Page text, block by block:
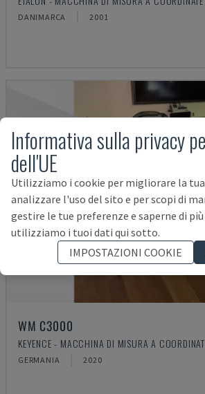
DANIMARCA 2001
WM C3000
KEYENCE - MACCHINA DI MISURA A
GERMANIA 2020
Informativa sulla privacy
dell'UE
Utilizziamo i cookie per migliorare la
analizzare l'uso del sito e per scopi di
gestire le tue preferenze e saperne di più
utilizziamo i tuoi dati qui sotto.
IMPOSTAZIONI COOKIE